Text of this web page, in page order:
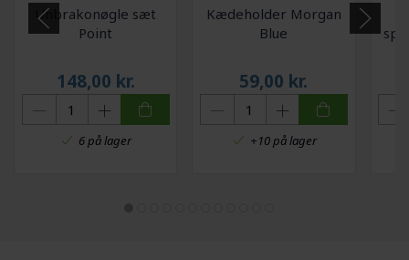
Unbrakonøgle sæt
Point
148,00 kr.
6 på lager
Kædeholder Morgan
Blue
59,00 kr.
+10 på lager